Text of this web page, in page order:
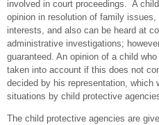
involved in court proceedings. A
opinion in resolution of family
interests, and also can be heard at
administrative investigations;
guaranteed. An opinion of a child
taken into account if this does not
decided by his representation, which
situations by child protective
The child protective agencies are